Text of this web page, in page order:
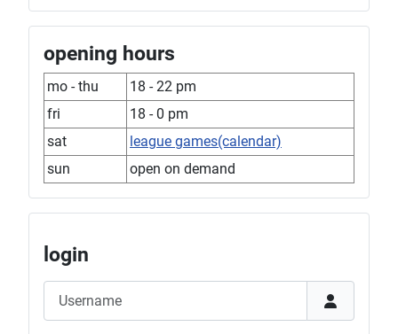
opening hours
mo - thu
18 - 22 pm
fri
18 - 0 pm
sat
league games(calendar)
sun
open on demand
login